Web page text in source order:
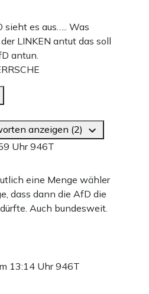
sieht es aus….. Was
LINKEN antut das soll
antun.
anzeigen (2)
Uhr946T
eine Menge wähler
dass dann die AfD die
Auch bundesweit.
13:14 Uhr946T